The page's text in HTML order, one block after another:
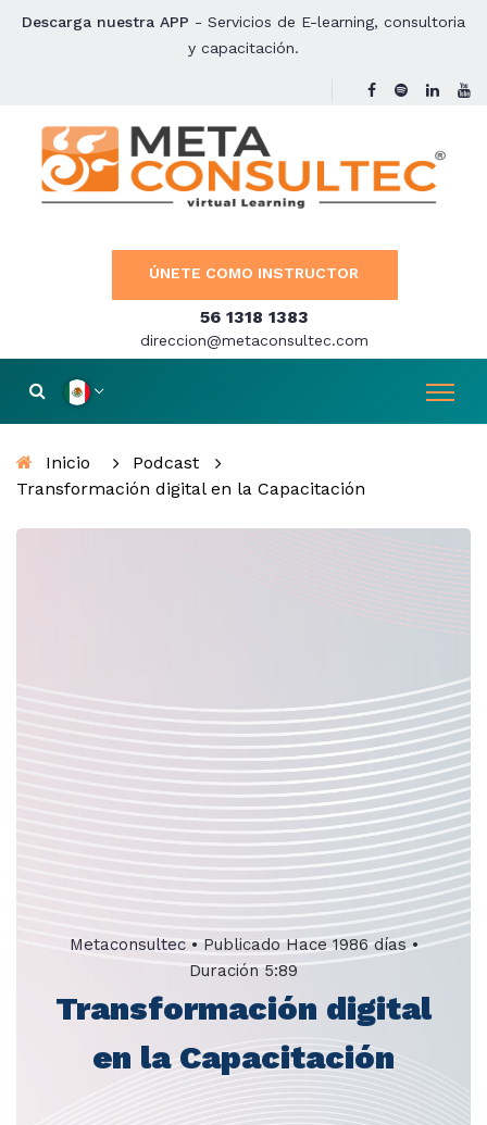
Descarga nuestra APP - Servicios de E-learning, consultoria
y capacitación.
ÚNETE COMO INSTRUCTOR
56 1318 1383
direccion@metaconsultec.com
Inicio
Podcast
Transformación digital en la Capacitación
Metaconsultec • Publicado Hace 1986 días•
Duración 5:89
Transformación digital
en la Capacitación